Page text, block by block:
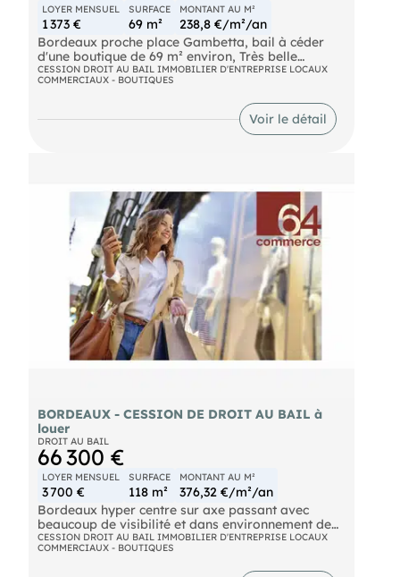
LOYER MENSUEL
1 373 €
SURFACE
69 m²
MONTANT AU M²
238,8 €/m²/an
Bordeaux proche place Gambetta, bail à céder
d'une boutique de 69 m² environ, Très belle
devanture à l'ancienne, boiserie en intérieur, grille
de sécurité, très belles hauteurs sous plafond, pas
ref : 825 VB
CESSION DROIT AU BAIL IMMOBILIER D'ENTREPRISE LOCAUX
COMMERCIAUX - BOUTIQUES
Voir le détail
BORDEAUX - CESSION DE DROIT AU BAIL à
louer
DROIT AU BAIL
66 300 €
LOYER MENSUEL
3 700 €
SURFACE
118 m²
MONTANT AU M²
376,32 €/m²/an
Bordeaux hyper centre sur axe passant avec
beaucoup de visibilité et dans environnement de
grandes enseignes, bail à céder d'une très jolie
boutique de 80 m2 environ + cave de 38m² environ
Bail neuf à venir, pas de travaux à prévoir
CESSION DROIT AU BAIL IMMOBILIER D'ENTREPRISE LOCAUX
COMMERCIAUX - BOUTIQUES